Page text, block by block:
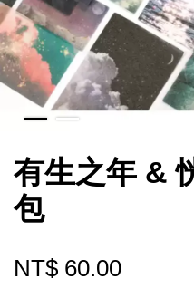
有生之年 &
包
NT$ 60.00